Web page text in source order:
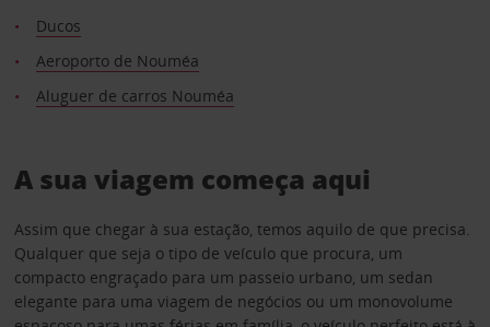
Ducos
Aeroporto de Nouméa
Aluguer de carros Nouméa
A sua viagem começa aqui
Assim que chegar à sua estação, temos aquilo de que precisa.
Qualquer que seja o tipo de veículo que procura, um
compacto engraçado para um passeio urbano, um sedan
elegante para uma viagem de negócios ou um monovolume